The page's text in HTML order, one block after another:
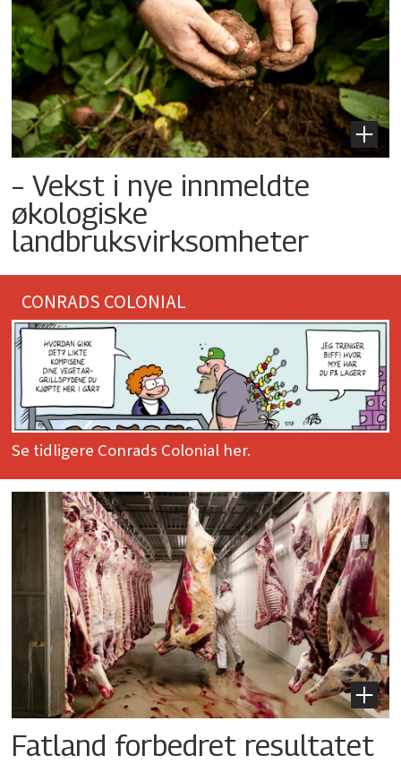
– Vekst i nye innmeldte
økologiske
landbruksvirksomheter
CONRADS COLONIAL
Se tidligere Conrads Colonial her.
Fatland forbedret resultatet